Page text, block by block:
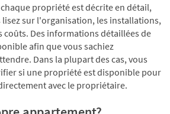
propriété est décrite en détail,
lisez sur l'organisation, les installations,
Des informations détaillées de
afin que vous sachiez
Dans la plupart des cas, vous
si une propriété est disponible pour
avec le propriétaire.